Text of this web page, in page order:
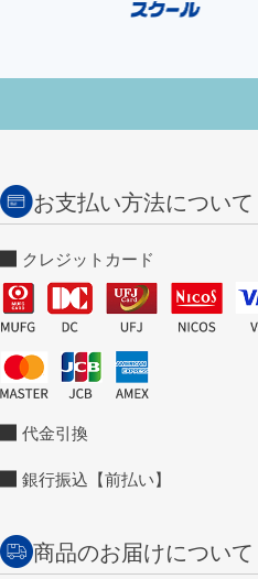
お支払い方法について
クレジットカード
代金引換
銀行振込【前払い】
商品のお届けについて